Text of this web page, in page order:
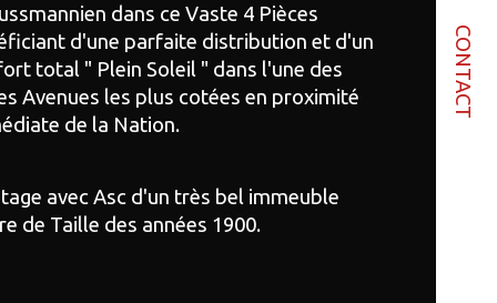
CONTACT
Valeurs
de pièces
dans ce Vaste 4 Pièces
d'une parfaite distribution et d'un
total " Plein Soleil " dans l'une des
Avenues les plus cotées en proximité
de la Nation.
avec Asc d'un très bel immeuble
de Taille des années 1900.